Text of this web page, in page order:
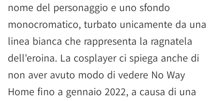
nome del personaggio e uno sfondo
monocromatico, turbato unicamente da una
linea bianca che rappresenta la ragnatela
dell'eroina. La cosplayer ci spiega anche di
non aver avuto modo di vedere No Way
Home fino a gennaio 2022, a causa di una